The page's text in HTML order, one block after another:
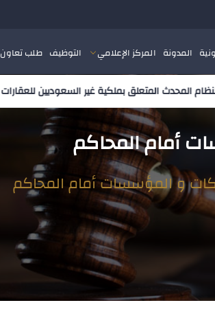
المدونة المركز الإعلامي التوظيف طلب تعاون
المتعلق بملكية غير السعوديين للعقارات
أمام المحاكم
و المؤسسات أمام المحاكم